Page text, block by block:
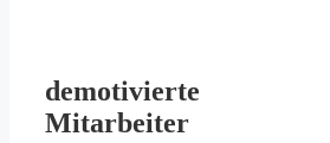
demotivierte
Mitarbeiter